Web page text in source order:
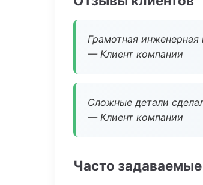
Грамотная
— Клиент компании
Сложные детали
— Клиент компании
Часто